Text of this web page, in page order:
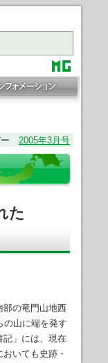
ー 2005年3月号
た
の竜門山地西
の山に端を発す
記」には、現在
いても史跡・